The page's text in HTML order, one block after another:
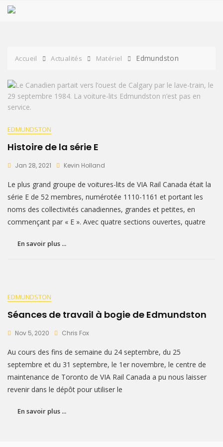
Passer
Accueil Actualités Matériel Edmundston
EDMUNDSTON
Histoire de la série E
Jan 28, 2021 Kevin Holland
Le plus grand groupe de voitures-lits de VIA Rail Canada était la
série E de 52 membres, numérotée 1110-1161 et portant les
noms des collectivités canadiennes, grandes et petites, en
commençant par « E ». Avec quatre sections ouvertes, quatre
En savoir plus ...
EDMUNDSTON
Séances de travail à bogie de Edmundston
Nov 5, 2020 Chris Fox
Au cours des fins de semaine du 24 septembre, du 25
septembre et du 31 septembre, le 1er novembre, le centre de
maintenance de Toronto de VIA Rail Canada a pu nous laisser
revenir dans le dépôt pour utiliser le
En savoir plus ...